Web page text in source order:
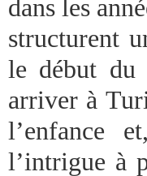
dans les
structurent
le début du
arriver à
l’enfance
l’intrigue à